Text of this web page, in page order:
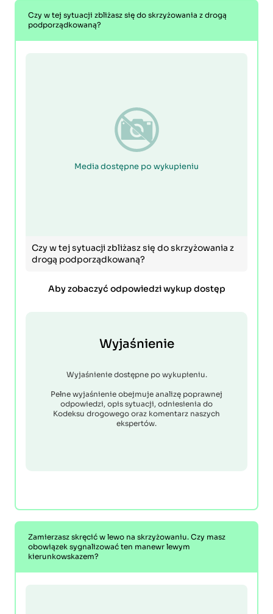
Czy w tej sytuacji zbliżasz się do skrzyżowania z drogą
podporządkowaną?
Media dostępne po wykupieniu
Czy w tej sytuacji zbliżasz się do skrzyżowania z
drogą podporządkowaną?
Aby zobaczyć odpowiedzi wykup dostęp
Wyjaśnienie
Wyjaśnienie dostępne po wykupieniu.
Pełne wyjaśnienie obejmuje analizę poprawnej
odpowiedzi, opis sytuacji, odniesienia do
Kodeksu drogowego oraz komentarz naszych
ekspertów.
Zamierzasz skręcić w lewo na skrzyżowaniu. Czy masz
obowiązek sygnalizować ten manewr lewym
kierunkowskazem?